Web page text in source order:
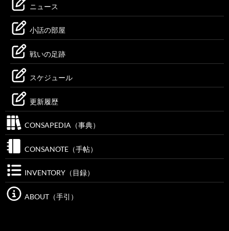
ニュース
小話の部屋
戦いの足跡
スケジュール
更新履歴
CONSAPEDIA（事典）
CONSANOTE（手帖）
INVENTORY（目録）
ABOUT（手引）